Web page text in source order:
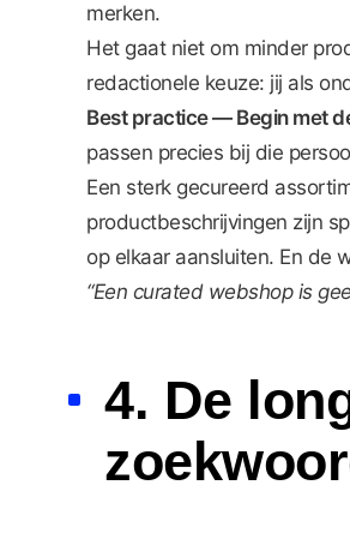
merken.
Het gaat niet om minder
redactionele keuze: jij als
Best practice — Begin met
passen precies bij die
Een sterk gecureerd
productbeschrijvingen zijn
op elkaar aansluiten. En de
“Een curated webshop is
4. De